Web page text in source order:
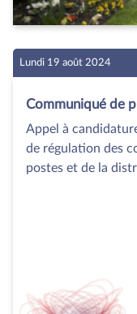
Lundi 19 août 2024
Communiqué de
Appel à
de régulation des
postes et de la